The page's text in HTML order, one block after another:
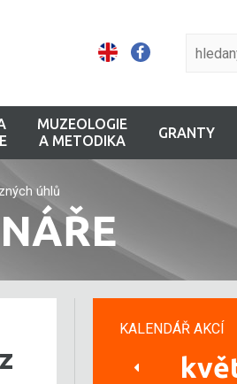
MUZEOLOGIE
A METODIKA
GRANTY
úhlů
KALENDÁŘ AKCÍ